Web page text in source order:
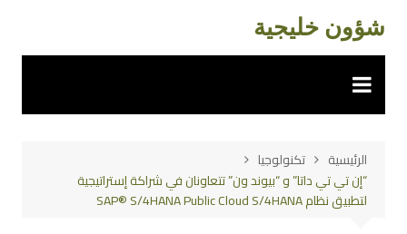
المحتوى
شؤون خليجية
الرئيسية
تكنولوجيا
“إن تي تي داتا” و “بيوند ون” تتعاونان في شراكة إستراتيجية
لتطبيق نظام SAP® S/4HANA Public Cloud S/4HANA